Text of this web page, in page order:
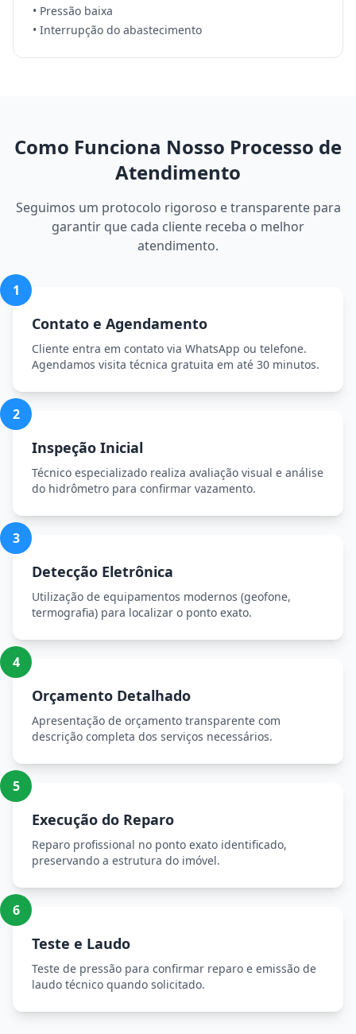
• Pressão baixa
• Interrupção do abastecimento
Como Funciona Nosso Processo de
Atendimento
Seguimos um protocolo rigoroso e transparente para
garantir que cada cliente receba o melhor
atendimento.
1
Contato e Agendamento
Cliente entra em contato via WhatsApp ou telefone.
Agendamos visita técnica gratuita em até 30 minutos.
2
Inspeção Inicial
Técnico especializado realiza avaliação visual e análise
do hidrômetro para confirmar vazamento.
3
Detecção Eletrônica
Utilização de equipamentos modernos (geofone,
termografia) para localizar o ponto exato.
4
Orçamento Detalhado
Apresentação de orçamento transparente com
descrição completa dos serviços necessários.
5
Execução do Reparo
Reparo profissional no ponto exato identificado,
preservando a estrutura do imóvel.
6
Teste e Laudo
Teste de pressão para confirmar reparo e emissão de
laudo técnico quando solicitado.